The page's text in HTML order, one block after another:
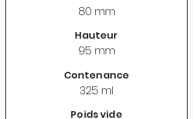
80 mm
Hauteur
95 mm
Contenance
325 ml
Poids vide